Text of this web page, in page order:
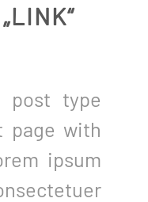
post type
page with
ipsum